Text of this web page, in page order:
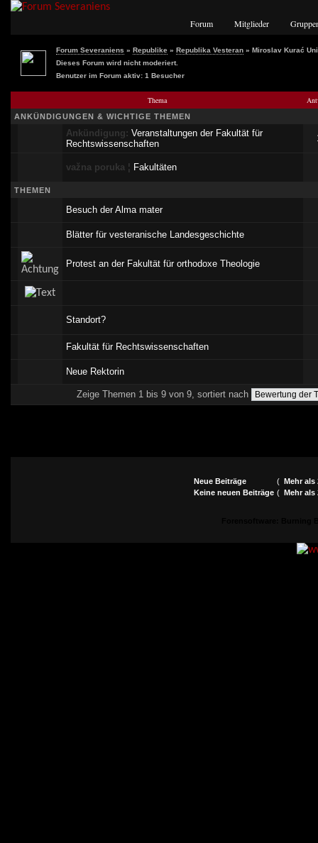
Forum Mitglieder
Forum Severaniens » Republike » Republika Vesteran » Miroslav Kurać
Dieses Forum wird nicht moderiert.
Benutzer im Forum aktiv: 1 Besucher
Thema
ANKÜNDIGUNGEN & WICHTIGE THEMEN
Ankündigung: Veranstaltungen der Fakultät für
Rechtswissenschaften
važna poruka ¦ Fakultäten
THEMEN
Besuch der Alma mater
Blätter für vesteranische Landesgeschichte
Protest an der Fakultät für orthodoxe Theologie
Standort?
Fakultät für Rechtswissenschaften
Neue Rektorin
Zeige Themen 1 bis 9 von 9, sortiert nach
Neue Beiträge ( Mehr als
Keine neuen Beiträge ( Mehr als